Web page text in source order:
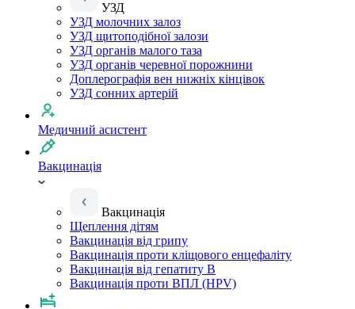
УЗД
УЗД молочних залоз
УЗД щитоподібної залози
УЗД органів малого таза
УЗД органів черевної порожнини
Доплерографія вен нижніх кінцівок
УЗД сонних артерій
Медичний асистент
Вакцинація
Вакцинація
Щеплення дітям
Вакцинація від грипу
Вакцинація проти кліщового енцефаліту
Вакцинація від гепатиту B
Вакцинація проти ВПЛ (HPV)